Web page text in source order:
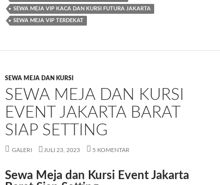
SEWA MEJA VIP KACA DAN KURSI FUTURA JAKARTA
SEWA MEJA VIP TERDEKAT
SEWA MEJA DAN KURSI
SEWA MEJA DAN KURSI
EVENT JAKARTA BARAT
SIAP SETTING
GALERI JULI 23, 2023 5 KOMENTAR
Sewa Meja dan Kursi Event Jakarta